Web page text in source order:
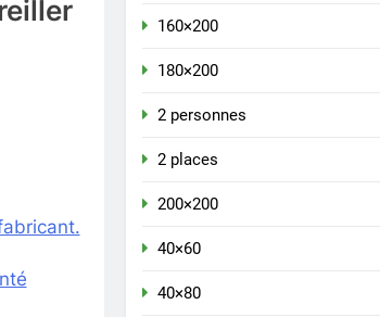
160×200
180×200
2 personnes
2 places
200×200
40×60
40×80